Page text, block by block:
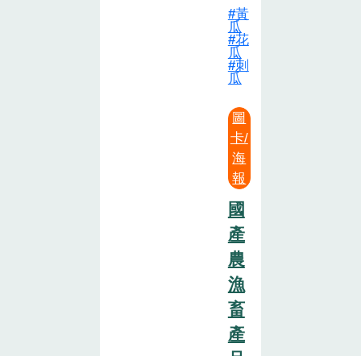
黃
瓜
花
瓜
刺
瓜
圖
卡/
海
報
國
產
農
漁
畜
產